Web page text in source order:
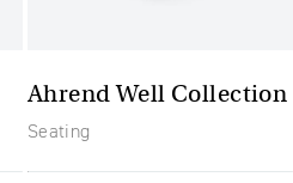
Ahrend Well Collection
Seating